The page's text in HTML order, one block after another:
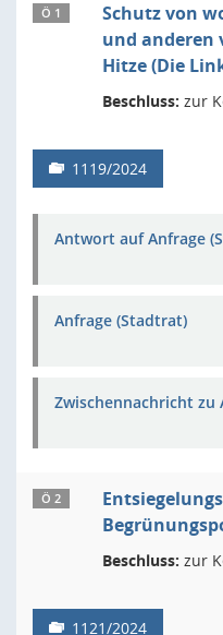
Ö 1
Schutz von
und anderen
Hitze (Die
Beschluss: zur
1119/2024
Antwort auf Anfrage
Anfrage (Stadtrat)
Zwischennachricht zu
Ö 2
Beschluss: zur
1121/2024